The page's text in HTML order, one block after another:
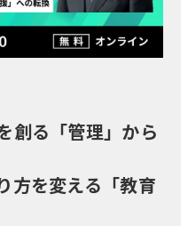
創る「管理」から
方を変える「教育